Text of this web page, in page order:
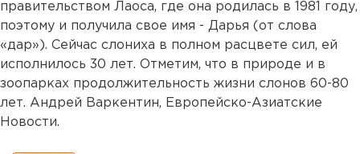
правительством Лаоса, где она родилась в 1981 году,
поэтому и получила свое имя - Дарья (от слова
«дар»). Сейчас слониха в полном расцвете сил, ей
исполнилось 30 лет. Отметим, что в природе и в
зоопарках продолжительность жизни слонов 60-80
лет. Андрей Варкентин, Европейско-Азиатские
Новости.